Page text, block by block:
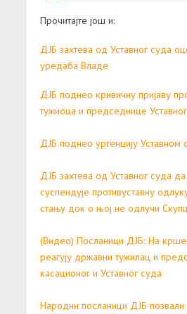
Прочитајте још и:
ДЈБ захтева од Уставног суда
уредаба Владе
ДЈБ поднео кривичну пријаву
тужиоца и председнице
ДЈБ поднео ургенцију Уставном
ДЈБ захтева од Уставног суда
суспендује противуставну
стању док о њој не одлучи
(Видео) Посланици ДЈБ: На
реагују државни тужилац и
касационог и Уставног суда
Народни посланици ДЈБ